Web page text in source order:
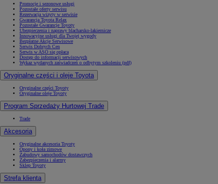
Promocje i sezonowe usługi
Pozostałe oferty serwisu
Rezerwacja wizyty w serwisie
Gwarancja Toyota Relax
Pozostałe Gwarancje Toyoty
Ubezpieczenia i naprawy blacharsko-lakiernicze
Innowacyjne usługi dla Twojej wygody
Bezpłatne Akcje Serwisowe
Serwis Dobrych Cen
Serwis w ASO się opłaca
Dostęp do informacji serwisowych
Wykaz wydanych zaświadczeń o odbytym szkoleniu (pdf)
Oryginalne części i oleje Toyota
Oryginalne części Toyoty
Oryginalne oleje Toyoty
Program Sprzedaży Hurtowej Trade
Trade
Akcesoria
Oryginalne akcesoria Toyoty
Opony i koła zimowe
Zabudowy samochodów dostawczych
Zabezpieczenia i alarmy
Sklep Toyoty
Strefa klienta